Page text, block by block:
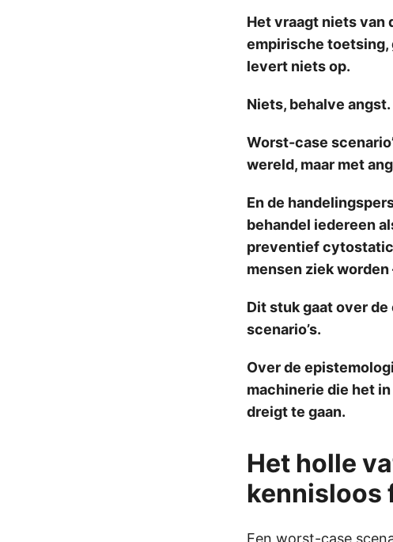
Het vraagt niets van
empirische toetsing,
levert niets op.
Niets, behalve angst.
Worst-case
wereld, maar met
En de
behandel iedereen
preventief
mensen ziek
Dit stuk gaat over
scenario’s.
Over de
machinerie die het
dreigt te gaan.
Het holle
kennisloos
Een worst-case